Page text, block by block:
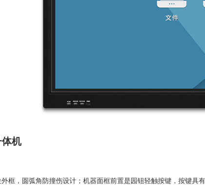
机
框，圆弧角防撞伤设计；机器面框前置是园钮轻触按键，按键具